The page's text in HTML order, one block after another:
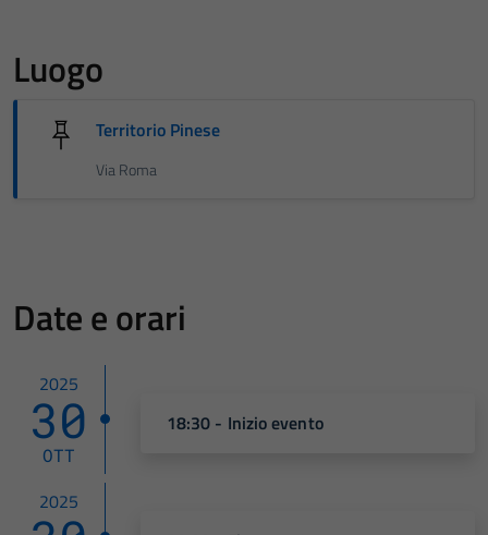
Luogo
Territorio Pinese
Via Roma
Date e orari
2025
30
OTT
18:30 - Inizio evento
2025